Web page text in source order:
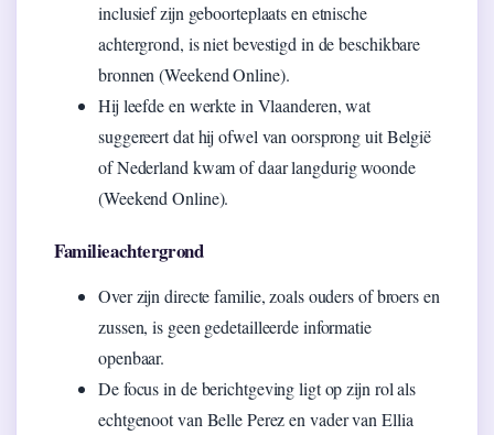
inclusief zijn geboorteplaats en etnische
achtergrond, is niet bevestigd in de beschikbare
bronnen (Weekend Online).
Hij leefde en werkte in Vlaanderen, wat
suggereert dat hij ofwel van oorsprong uit België
of Nederland kwam of daar langdurig woonde
(Weekend Online).
Familieachtergrond
Over zijn directe familie, zoals ouders of broers en
zussen, is geen gedetailleerde informatie
openbaar.
De focus in de berichtgeving ligt op zijn rol als
echtgenoot van Belle Perez en vader van Ellia